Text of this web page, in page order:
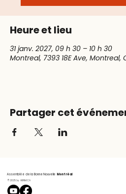
Heure et lieu
31 janv. 2027, 09 h 30 – 10 h 30
Montreal, 7393 18E Ave, Montreal,
Partager cet
Assemblée de la Bonne Nouvelle Montréal
© 2025 by ABNM.CA